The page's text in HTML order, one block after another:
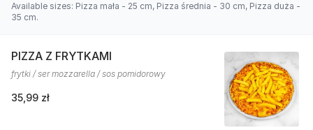
Available sizes: Pizza mała - 25 cm, Pizza średnia - 30 cm, Pizza duża -
35 cm.
PIZZA Z FRYTKAMI
frytki / ser mozzarella / sos pomidorowy
35,99 zł